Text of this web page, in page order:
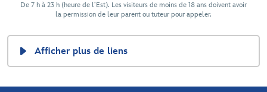
De 7 h à 23 h (heure de l’Est). Les visiteurs de moins de 18 ans doivent avoir
la permission de leur parent ou tuteur pour appeler.
Afficher plus de liens